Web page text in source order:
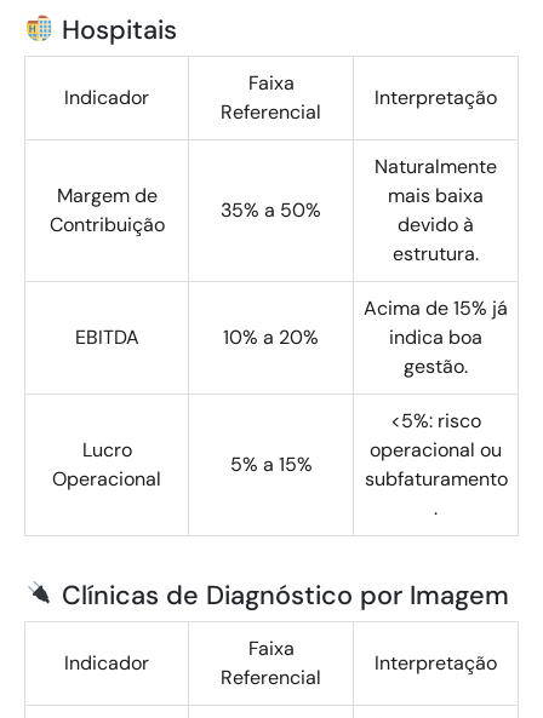
Hospitais
Indicador
Faixa
Referencial
Interpretação
Margem de
Contribuição
35% a 50%
Naturalmente
mais baixa
devido à
estrutura.
EBITDA 10% a 20%
Acima de 15% já
indica boa
gestão.
Lucro
Operacional
5% a 15%
<5%: risco
operacional ou
subfaturamento
.
Clínicas de Diagnóstico por Imagem
Indicador
Faixa
Referencial
Interpretação